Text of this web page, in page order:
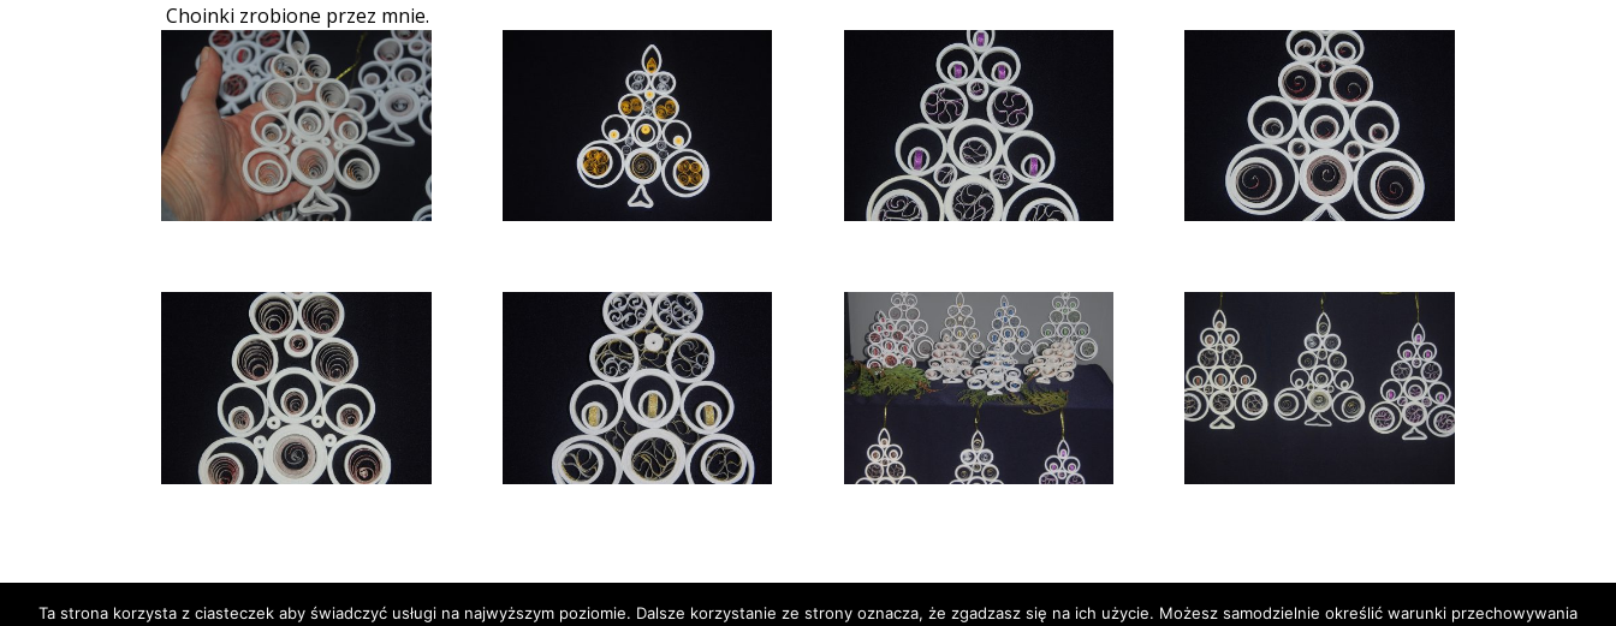
Choinki zrobione przez mnie.
Ta strona korzysta z ciasteczek aby świadczyć usługi na najwyższym poziomie. Dalsze korzystanie ze strony oznacza, że zgadzasz się na ich użycie. Możesz samodzielnie określić warunki przechowywania